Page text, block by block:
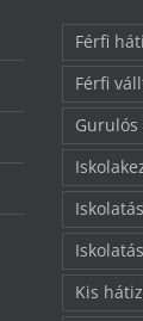
Férfi
Férfi
Gurulós
Kis